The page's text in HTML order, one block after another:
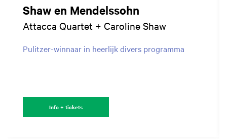
Shaw en Mendelssohn
Attacca Quartet + Caroline Shaw
Pulitzer-winnaar in heerlijk divers programma
Info + tickets